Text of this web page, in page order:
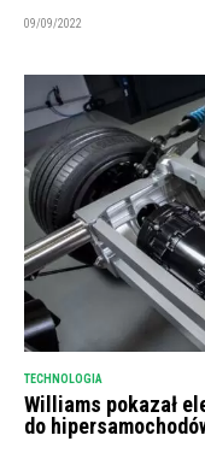
09/09/2022
TECHNOLOGIA
Williams pokazał
do